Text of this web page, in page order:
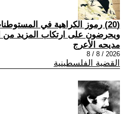
(20) رموز الكراهية في
ويحرضون على ارتكاب المزيد من
مديحه الأعرج
2026 / 8 / 8
القضية الفلسطينية